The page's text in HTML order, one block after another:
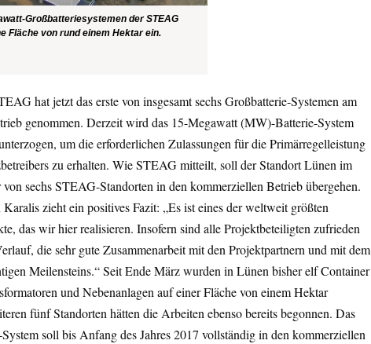
Großbatteriesystemen der STEAG
Fläche von rund einem Hektar ein.
hat jetzt das erste von insgesamt sechs Großbatterie-Systemen am
genommen. Derzeit wird das 15-Megawatt (MW)-Batterie-System
um die erforderlichen Zulassungen für die Primärregelleistung
zu erhalten. Wie STEAG mitteilt, soll der Standort Lünen im
von sechs STEAG-Standorten in den kommerziellen Betrieb übergehen.
zieht ein positives Fazit: „Es ist eines der weltweit größten
das wir hier realisieren. Insofern sind alle Projektbeteiligten zufrieden
die sehr gute Zusammenarbeit mit den Projektpartnern und mit dem
Meilensteins.“ Seit Ende März wurden in Lünen bisher elf Container
und Nebenanlagen auf einer Fläche von einem Hektar
fünf Standorten hätten die Arbeiten ebenso bereits begonnen. Das
soll bis Anfang des Jahres 2017 vollständig in den kommerziellen